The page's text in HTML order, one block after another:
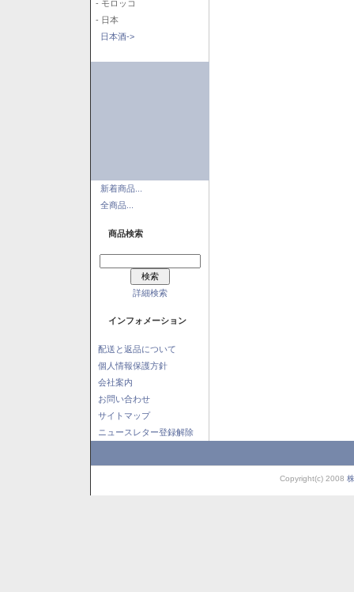
- モロッコ
- 日本
日本酒->
新着商品...
全商品...
商品検索
詳細検索
インフォメーション
配送と返品について
個人情報保護方針
会社案内
お問い合わせ
サイトマップ
ニュースレター登録解除
Copyright(c) 2008